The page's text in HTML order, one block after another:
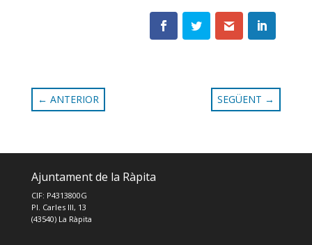
← ANTERIOR SEGÜENT →
Ajuntament de la Ràpita
CIF: P4313800G
Pl. Carles III, 13
(43540) La Ràpita